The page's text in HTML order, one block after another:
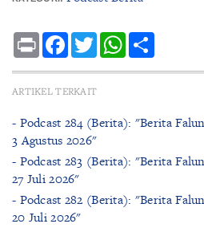
Print Facebook
TwitterWhatsApp
ARTIKEL TERKAIT
- Podcast 284 (Berita): "Berita
3 Agustus 2026"
- Podcast 283 (Berita): "Berita
27 Juli 2026"
- Podcast 282 (Berita): "Berita
20 Juli 2026"